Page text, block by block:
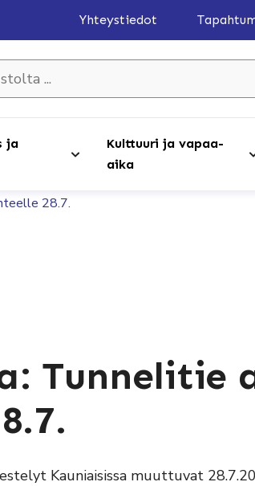
Yhteystiedot
ja
Kulttuuri ja vapaa-
aika
28.7.
Tunnelitie
Kauniaisissa muuttuvat